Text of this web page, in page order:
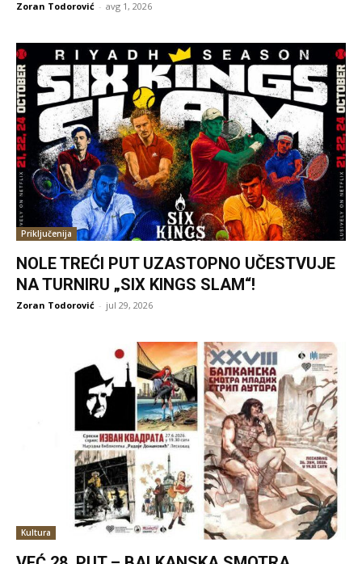
Zoran Todorović - avg 1, 2026
Priključenija
NOLE TREĆI PUT UZASTOPNO UČESTVUJE
NA TURNIRU „SIX KINGS SLAM“!
Zoran Todorović - jul 29, 2026
Kultura